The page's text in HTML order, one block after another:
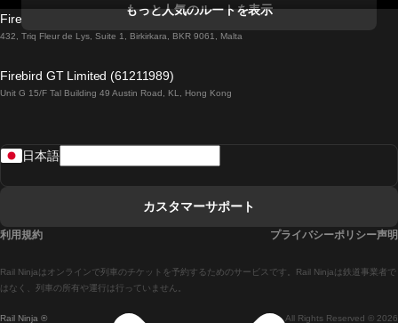
ダブリンからゴールウェイまでの列車
ローマからナポリまでの列車
マドリードからセビリアまでの列車
マドリードからアリカンテまでの列車
もっと人気のルートを表示
Firebird GT Limited (OC 1451)
432, Triq Fleur de Lys, Suite 1, Birkirkara, BKR 9061, Malta
Firebird GT Limited (61211989)
Unit G 15/F Tal Building 49 Austin Road, KL, Hong Kong
Rail Ninja ® All Rights Reserved © 2026
Rail Ninjaはオンラインで列車のチケットを予約するためのサービスです。Rail Ninjaは鉄道事業者で
はなく、列車の所有や運行は行っていません。
日本語
カスタマーサポート
利用規約 プライバシーポリシー声明